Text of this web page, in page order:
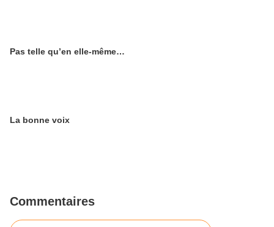
Pas telle qu’en elle-même…
La bonne voix
Commentaires